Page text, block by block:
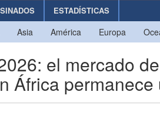
ESTADÍSTICAS
Asia América Europa
el mercado
África